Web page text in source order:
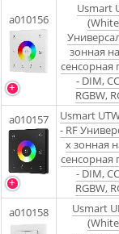
a010156
Usmart
зонная
сенсорная
- DIM,
RGBW,
a010157
Usmart
- RF
х зонная
сенсорная
- DIM,
RGBW,
a010158
Usmart